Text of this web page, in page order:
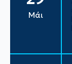
Μάι